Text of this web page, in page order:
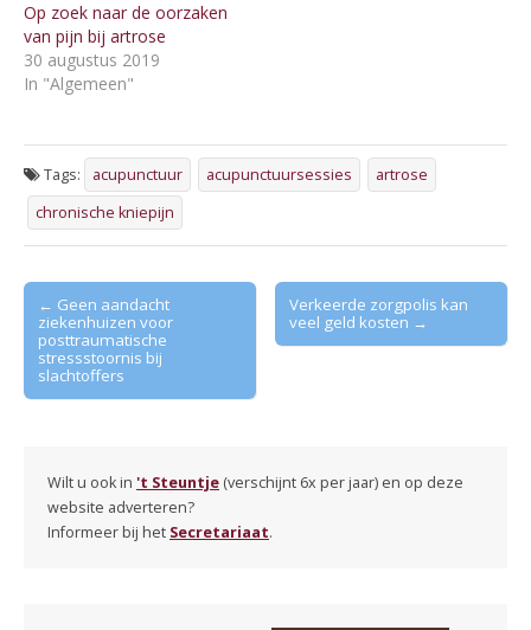
Op zoek naar de oorzaken
van pijn bij artrose
30 augustus 2019
In "Algemeen"
Tags: acupunctuur acupunctuursessies
artrose
chronische kniepijn
Post
navigation
← Geen aandacht
ziekenhuizen voor
posttraumatische
stressstoornis bij
slachtoffers
Verkeerde zorgpolis kan
veel geld kosten →
Wilt u ook in 't Steuntje (verschijnt 6x per jaar) en op deze
website adverteren?
Informeer bij het Secretariaat.